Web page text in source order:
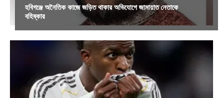
হবিগঞ্জে অনৈতিক কাজে জড়িত থাকার অভিযোগে জামায়াত নেতাকে
বহিষ্কার